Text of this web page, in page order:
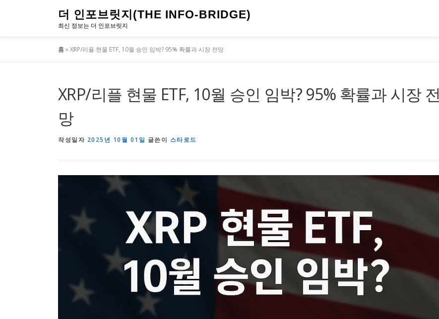
으
더 인포브릿지(THE INFO-BRIDGE)
최신 정보는 더 인포브릿지
홈»XRP/리플 현물 ETF, 10월 승인 임박? 95% 확률과 시장 전망
XRP/리플 현물 ETF, 10월 승인 임박? 95% 확률과 시장 전
망
작성일자 2025년 10월 01일 글쓴이 스타로드